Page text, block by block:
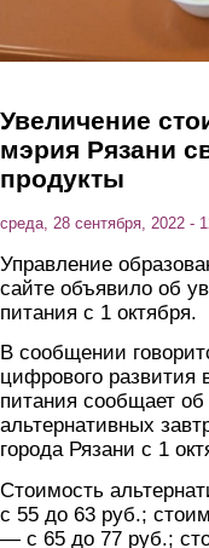
Увеличение
мэрия Рязани
продукты
среда, 28 сентября, 2022 -
Управление
сайте объявило об
питания с 1 октября.
В сообщении
цифрового развития
питания сообщает
альтернативных
города Рязани с 1
Стоимость
с 55 до 63 руб.;
— с 65 до 77 руб.;